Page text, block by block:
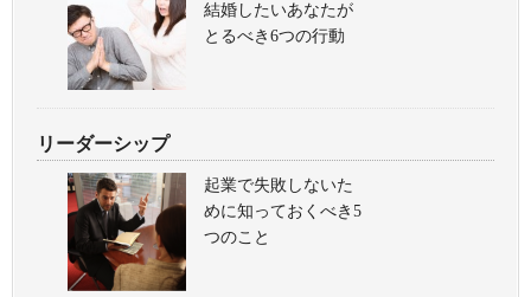
結婚したいあなたが
とるべき6つの行動
リーダーシップ
起業で失敗しないた
めに知っておくべき5
つのこと